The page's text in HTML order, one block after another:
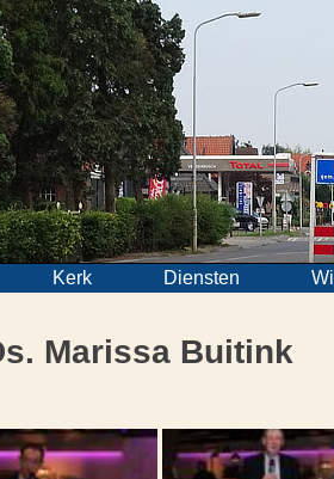
Kerk Diensten
Marissa Buitink